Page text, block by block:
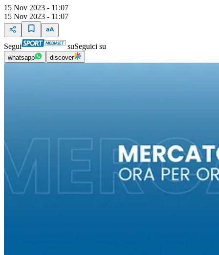
15 Nov 2023 - 11:07
15 Nov 2023 - 11:07
Segui suSeguici su
whatsapp discover